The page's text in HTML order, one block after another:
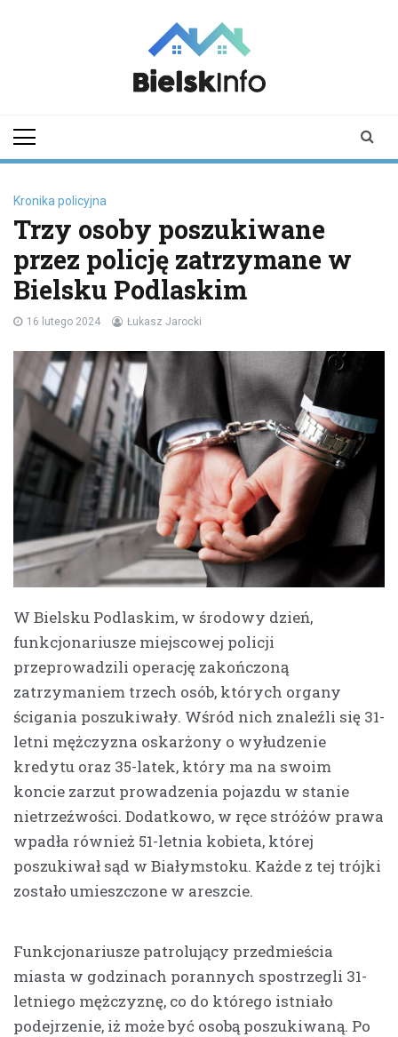
Podlaskiego i
Kronika policyjna
Trzy osoby poszukiwane
przez policję zatrzymane w
Bielsku Podlaskim
16 lutego 2024 Łukasz Jarocki
W Bielsku Podlaskim, w środowy dzień,
funkcjonariusze miejscowej policji
przeprowadzili operację zakończoną
zatrzymaniem trzech osób, których organy
ścigania poszukiwały. Wśród nich znaleźli się 31-
letni mężczyzna oskarżony o wyłudzenie
kredytu oraz 35-latek, który ma na swoim
koncie zarzut prowadzenia pojazdu w stanie
nietrzeźwości. Dodatkowo, w ręce stróżów prawa
wpadła również 51-letnia kobieta, której
poszukiwał sąd w Białymstoku. Każde z tej trójki
zostało umieszczone w areszcie.
Funkcjonariusze patrolujący przedmieścia
miasta w godzinach porannych spostrzegli 31-
letniego mężczyznę, co do którego istniało
podejrzenie, iż może być osobą poszukiwaną. Po